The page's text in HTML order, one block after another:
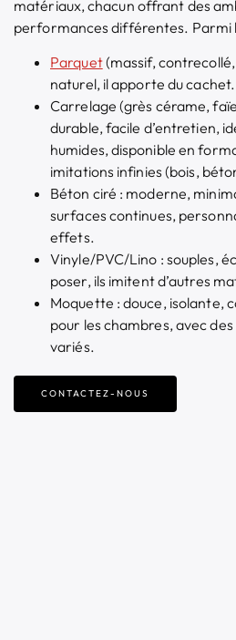
matériaux, chacun offrant des
performances différentes. Parmi
Parquet(massif,
naturel, il apporte du cachet.
Carrelage (grès cérame,
durable, facile d’entretien,
humides, disponible en
imitations infinies (bois,
Béton ciré : moderne,
surfaces continues,
effets.
Vinyle/PVC/Lino : souples,
poser, ils imitent d’autres
Moquette : douce, isolante,
pour les chambres, avec
variés.
CONTACTEZ-NOUS